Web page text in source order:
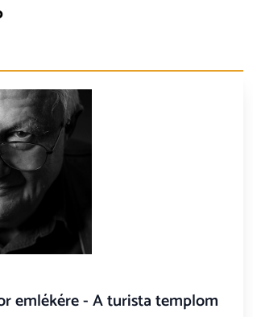
emlékére - A turista templom